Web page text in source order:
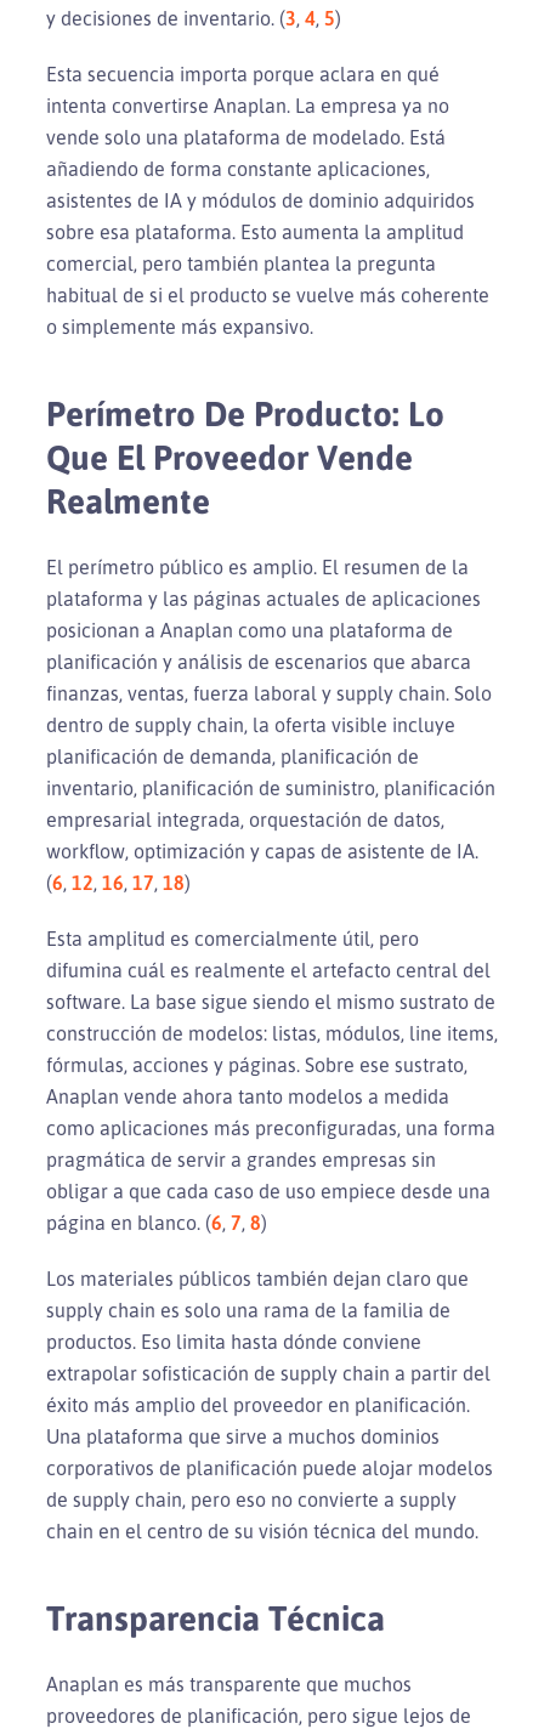
y decisiones de inventario. (3, 4, 5)
Esta secuencia importa porque aclara en qué
intenta convertirse Anaplan. La empresa ya no
vende solo una plataforma de modelado. Está
añadiendo de forma constante aplicaciones,
asistentes de IA y módulos de dominio adquiridos
sobre esa plataforma. Esto aumenta la amplitud
comercial, pero también plantea la pregunta
habitual de si el producto se vuelve más coherente
o simplemente más expansivo.
Perímetro De Producto: Lo
Que El Proveedor Vende
Realmente
El perímetro público es amplio. El resumen de la
plataforma y las páginas actuales de aplicaciones
posicionan a Anaplan como una plataforma de
planificación y análisis de escenarios que abarca
finanzas, ventas, fuerza laboral y supply chain. Solo
dentro de supply chain, la oferta visible incluye
planificación de demanda, planificación de
inventario, planificación de suministro, planificación
empresarial integrada, orquestación de datos,
workflow, optimización y capas de asistente de IA.
(6, 12, 16, 17, 18)
Esta amplitud es comercialmente útil, pero
difumina cuál es realmente el artefacto central del
software. La base sigue siendo el mismo sustrato de
construcción de modelos: listas, módulos, line items,
fórmulas, acciones y páginas. Sobre ese sustrato,
Anaplan vende ahora tanto modelos a medida
como aplicaciones más preconfiguradas, una forma
pragmática de servir a grandes empresas sin
obligar a que cada caso de uso empiece desde una
página en blanco. (6, 7, 8)
Los materiales públicos también dejan claro que
supply chain es solo una rama de la familia de
productos. Eso limita hasta dónde conviene
extrapolar sofisticación de supply chain a partir del
éxito más amplio del proveedor en planificación.
Una plataforma que sirve a muchos dominios
corporativos de planificación puede alojar modelos
de supply chain, pero eso no convierte a supply
chain en el centro de su visión técnica del mundo.
Transparencia Técnica
Anaplan es más transparente que muchos
proveedores de planificación, pero sigue lejos de